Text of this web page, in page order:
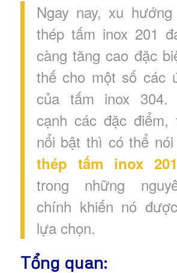
Ngay nay, xu
thép tấm inox 201
càng tăng cao đặc
thế cho một số các
của tấm inox 304.
cạnh các đặc điểm,
nổi bật thì có thể
thép tấm inox 201
trong những
chính khiến nó
lựa chọn.
Tổng quan: